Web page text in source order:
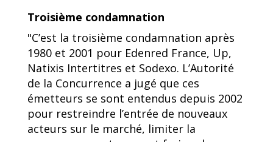
Troisième condamnation
"C’est la troisième condamnation après
1980 et 2001 pour Edenred France, Up,
Natixis Intertitres et Sodexo. L’Autorité
de la Concurrence a jugé que ces
émetteurs se sont entendus depuis 2002
pour restreindre l’entrée de nouveaux
acteurs sur le marché, limiter la